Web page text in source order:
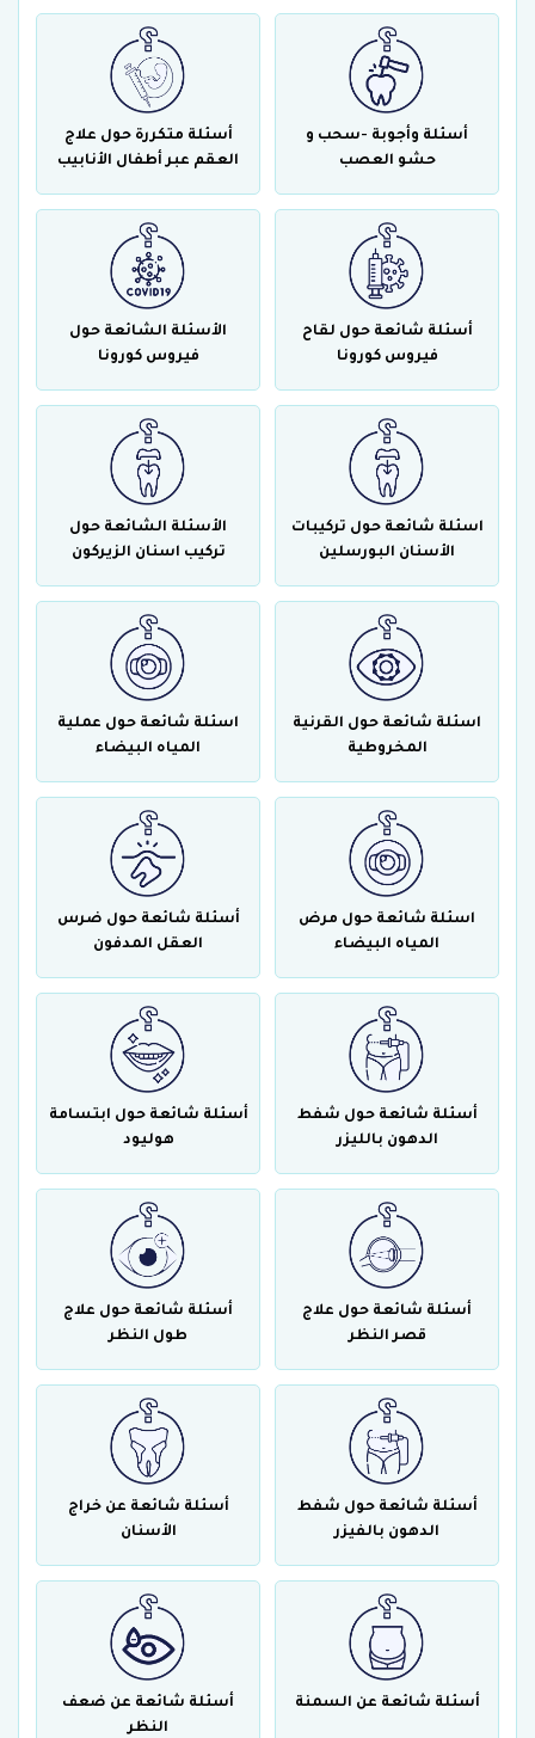
أسئلة وأجوبة -سحب و
حشو العصب
أسئلة متكررة حول علاج
العقم عبر أطفال الأنابيب
أسئلة شائعة حول لقاح
فيروس كورونا
الأسئلة الشائعة حول
فيروس كورونا
اسئلة شائعة حول تركيبات
الأسنان البورسلين
الأسئلة الشائعة حول
تركيب اسنان الزيركون
اسئلة شائعة حول القرنية
المخروطية
اسئلة شائعة حول عملية
المياه البيضاء
اسئلة شائعة حول مرض
المياه البيضاء
أسئلة شائعة حول ضرس
العقل المدفون
أسئلة شائعة حول شفط
الدهون بالليزر
أسئلة شائعة حول ابتسامة
هوليود
أسئلة شائعة حول علاج
قصر النظر
أسئلة شائعة حول علاج
طول النظر
أسئلة شائعة حول شفط
الدهون بالفيزر
أسئلة شائعة عن خراج
الأسنان
أسئلة شائعة عن السمنة
أسئلة شائعة عن ضعف
النظر